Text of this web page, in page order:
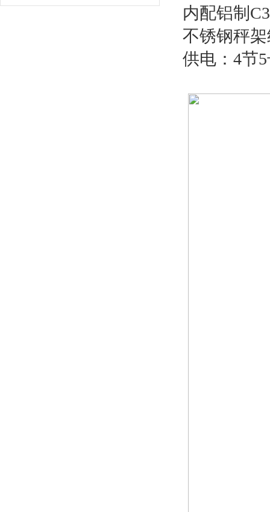
内配铝制
不锈钢秤
供电：4节